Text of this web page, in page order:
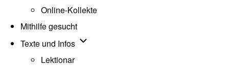
Online-Kollekte
Mithilfe gesucht
Texte und Infos Unternavigation von Texte und Infos
Lektionar